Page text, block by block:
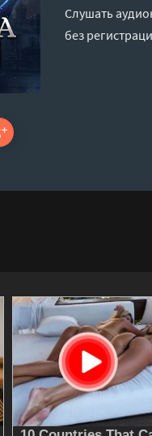
Слушать
без